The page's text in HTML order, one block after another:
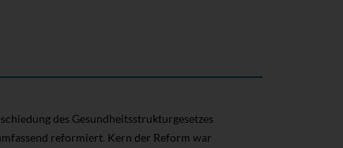
des Gesundheitsstrukturgesetzes
reformiert. Kern der Reform war